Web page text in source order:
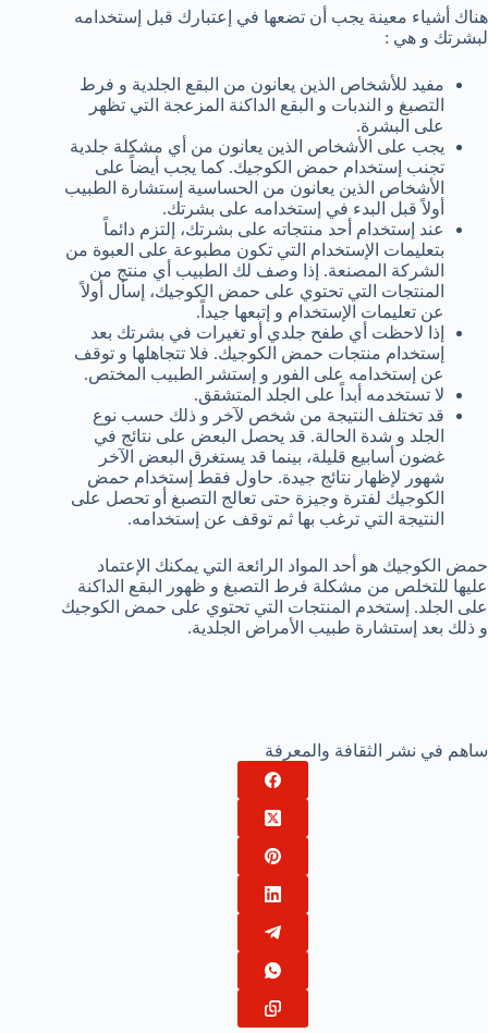
هناك أشياء معينة يجب أن تضعها في إعتبارك قبل إستخدامه
لبشرتك و هي :
مفيد للأشخاص الذين يعانون من البقع الجلدية و فرط
التصبغ و الندبات و البقع الداكنة المزعجة التي تظهر
على البشرة.
يجب على الأشخاص الذين يعانون من أي مشكلة جلدية
تجنب إستخدام حمض الكوجيك. كما يجب أيضاً على
الأشخاص الذين يعانون من الحساسية إستشارة الطبيب
أولاً قبل البدء في إستخدامه على بشرتك.
عند إستخدام أحد منتجاته على بشرتك، إلتزم دائماً
بتعليمات الإستخدام التي تكون مطبوعة على العبوة من
الشركة المصنعة. إذا وصف لك الطبيب أي منتج من
المنتجات التي تحتوي على حمض الكوجيك، إسأل أولاً
عن تعليمات الإستخدام و إتبعها جيداً.
إذا لاحظت أي طفح جلدي أو تغيرات في بشرتك بعد
إستخدام منتجات حمض الكوجيك. فلا تتجاهلها و توقف
عن إستخدامه على الفور و إستشر الطبيب المختص.
لا تستخدمه أبداً على الجلد المتشقق.
قد تختلف النتيجة من شخص لآخر و ذلك حسب نوع
الجلد و شدة الحالة. قد يحصل البعض على نتائج في
غضون أسابيع قليلة، بينما قد يستغرق البعض الآخر
شهور لإظهار نتائج جيدة. حاول فقط إستخدام حمض
الكوجيك لفترة وجيزة حتى تعالج التصبغ أو تحصل على
النتيجة التي ترغب بها ثم توقف عن إستخدامه.
حمض الكوجيك هو أحد المواد الرائعة التي يمكنك الإعتماد
عليها للتخلص من مشكلة فرط التصبغ و ظهور البقع الداكنة
على الجلد. إستخدم المنتجات التي تحتوي على حمض الكوجيك
و ذلك بعد إستشارة طبيب الأمراض الجلدية.
ساهم في نشر الثقافة والمعرفة